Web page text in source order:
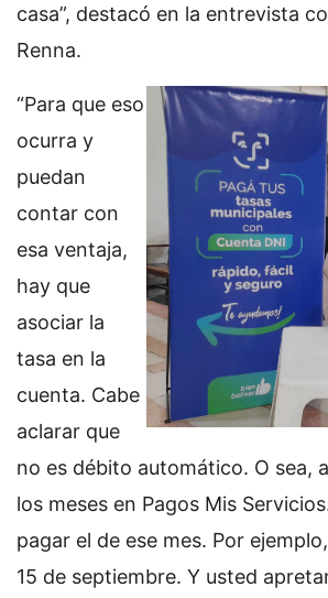
casa”, destacó en la entrevista
Renna.
“Para que eso
ocurra y
puedan
contar con
esa ventaja,
hay que
asociar la
tasa en la
cuenta. Cabe
aclarar que
no es débito automático. O sea,
los meses en Pagos Mis
pagar el de ese mes. Por
15 de septiembre. Y usted